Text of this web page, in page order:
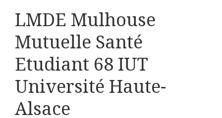
LMDE Mulhouse
Mutuelle Santé
Etudiant 68 IUT
Université Haute-
Alsace